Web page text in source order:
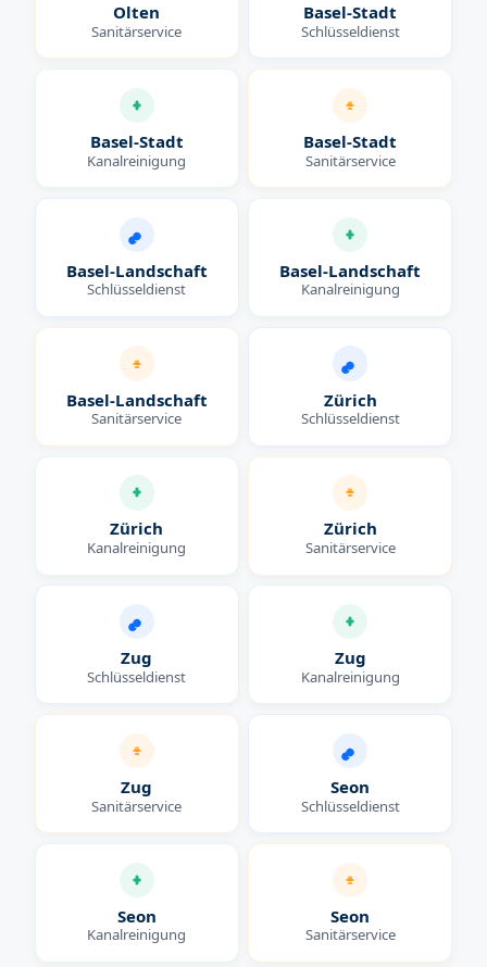
Olten
Sanitärservice
Basel-Stadt
Schlüsseldienst
Basel-Stadt
Kanalreinigung
Basel-Stadt
Sanitärservice
Basel-Landschaft
Schlüsseldienst
Basel-Landschaft
Kanalreinigung
Basel-Landschaft
Sanitärservice
Zürich
Schlüsseldienst
Zürich
Kanalreinigung
Zürich
Sanitärservice
Zug
Schlüsseldienst
Zug
Kanalreinigung
Zug
Sanitärservice
Seon
Schlüsseldienst
Seon
Kanalreinigung
Seon
Sanitärservice